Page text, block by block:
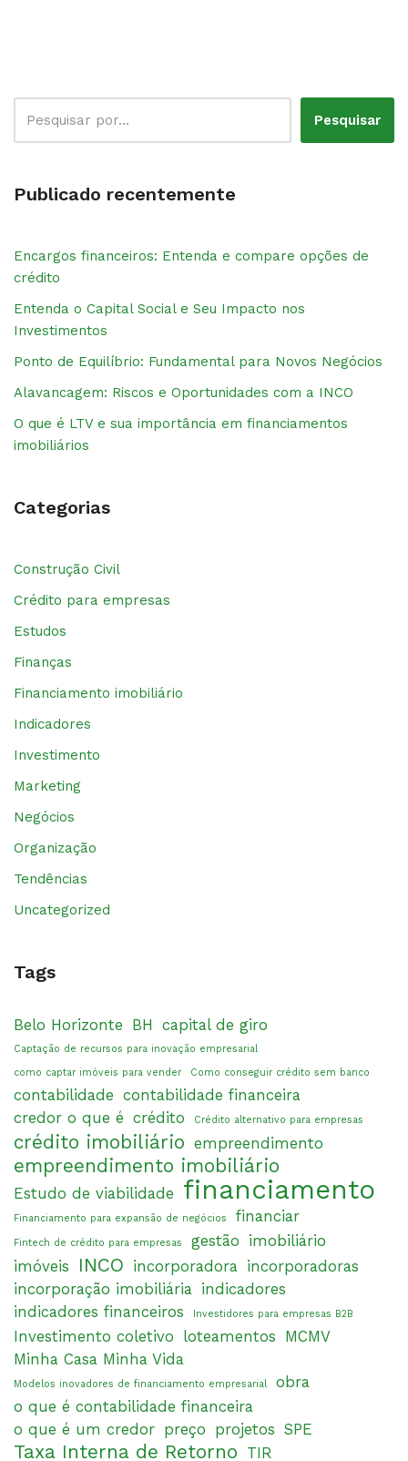
Pesquisar
Publicado recentemente
Encargos financeiros: Entenda e compare opções de
crédito
Entenda o Capital Social e Seu Impacto nos
Investimentos
Ponto de Equilíbrio: Fundamental para Novos Negócios
Alavancagem: Riscos e Oportunidades com a INCO
O que é LTV e sua importância em financiamentos
imobiliários
Categorias
Construção Civil
Crédito para empresas
Estudos
Finanças
Financiamento imobiliário
Indicadores
Investimento
Marketing
Negócios
Organização
Tendências
Uncategorized
Tags
Belo Horizonte BH capital de giro
Captação de recursos para inovação empresarial
como captar imóveis para vender
Como conseguir crédito sem banco
contabilidade contabilidade financeira
credor o que é crédito Crédito alternativo para empresas
crédito imobiliário empreendimento
empreendimento imobiliário
Estudo de viabilidade financiamento
Financiamento para expansão de negócios financiar
Fintech de crédito para empresas gestão imobiliário
imóveis
INCO incorporadora incorporadoras
incorporação imobiliária indicadores
indicadores financeiros
Investidores para empresas B2B
Investimento coletivo loteamentos MCMV
Minha Casa Minha Vida
Modelos inovadores de financiamento empresarial
obra
o que é contabilidade financeira
o que é um credor preço projetos SPE
Taxa Interna de Retorno TIR